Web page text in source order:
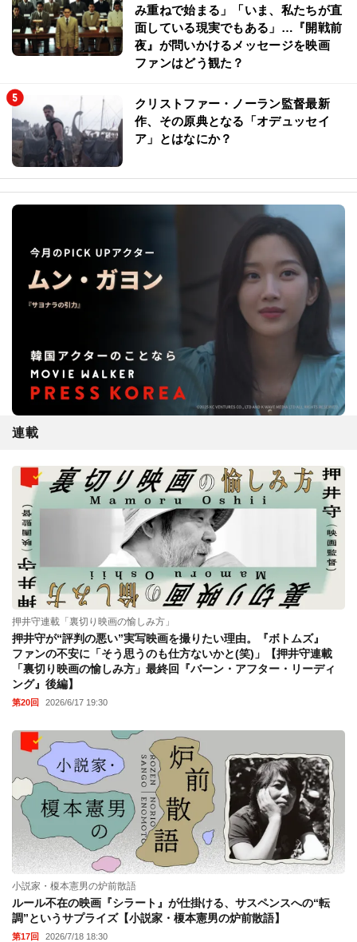
み重ねで始まる」「いま、私たちが直
面している現実でもある」…『開戦前
夜』が問いかけるメッセージを映画
ファンはどう観た？
クリストファー・ノーラン監督最新
作、その原典となる「オデュッセイ
ア」とはなにか？
連載
押井守連載「裏切り映画の愉しみ方」
押井守が“評判の悪い”実写映画を撮りたい理由。『ボトムズ』
ファンの不安に「そう思うのも仕方ないかと(笑)」【押井守連載
「裏切り映画の愉しみ方」最終回『バーン・アフター・リーディ
ング』後編】
第20回 2026/6/17 19:30
小説家・榎本憲男の炉前散語
ルール不在の映画『シラート』が仕掛ける、サスペンスへの“転
調”というサプライズ【小説家・榎本憲男の炉前散語】
第17回 2026/7/18 18:30